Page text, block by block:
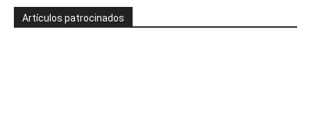
Artículos patrocinados